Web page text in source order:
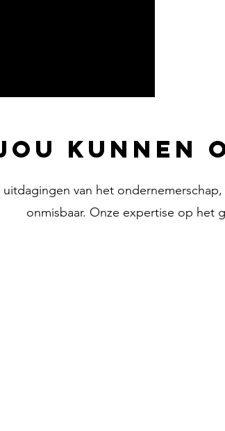
kunnen
van het
onmisbaar. Onze expertise op het